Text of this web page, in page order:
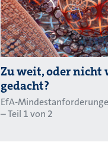
Zu weit, oder nicht
gedacht?
EfA-
– Teil 1 von 2